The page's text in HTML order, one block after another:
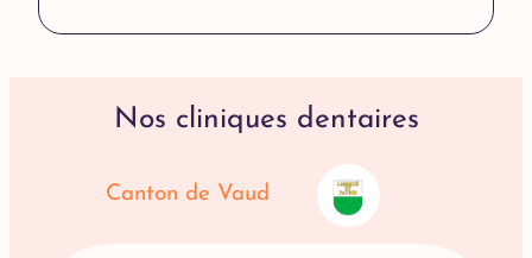
Nos cliniques dentaires
Canton de Vaud